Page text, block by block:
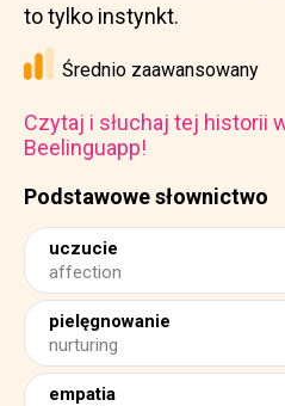
Podstawowe słownictwo
uczucie
affection
pielęgnowanie
nurturing
empatia
to tylko instynkt.
Średnio zaawansowany
Czytaj i słuchaj tej historii
Beelinguapp!